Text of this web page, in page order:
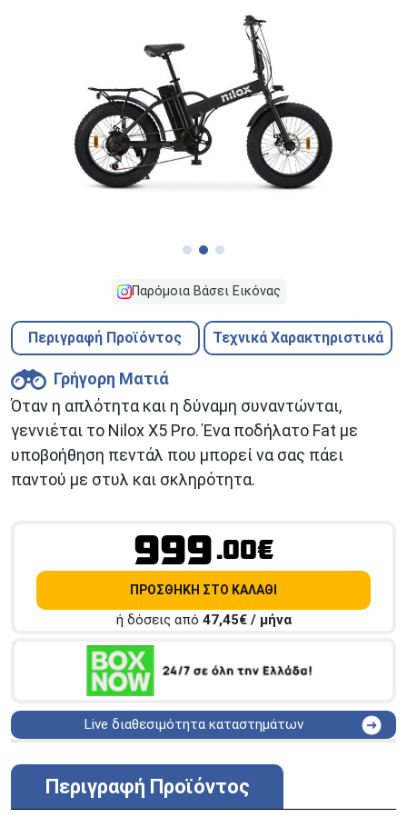
Παρόμοια Βάσει Εικόνας
Περιγραφή Προϊόντος Τεχνικά Χαρακτηριστικά
Γρήγορη Ματιά
Όταν η απλότητα και η δύναμη συναντώνται,
γεννιέται το Nilox X5 Pro. Ένα ποδήλατο Fat με
υποβοήθηση πεντάλ που μπορεί να σας πάει
παντού με στυλ και σκληρότητα.
999.00€
ΠΡΟΣΘΗΚΗ ΣΤΟ ΚΑΛΑΘΙ
ή δόσεις από 47,45€ / μήνα
Live διαθεσιμότητα καταστημάτων
ΑΘΗΝΑ
Στουρνάρη 27
ΠΕΡΙΣΤΕΡΙ
Περιγραφή Προϊόντος